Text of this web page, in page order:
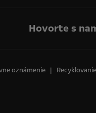
Hovorte s
oznámenie Recyklovanie